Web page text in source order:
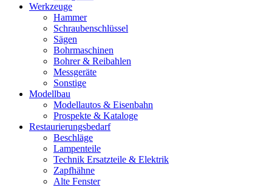
Werkzeuge
Hammer
Schraubenschlüssel
Sägen
Bohrmaschinen
Bohrer & Reibahlen
Messgeräte
Sonstige
Modellbau
Modellautos & Eisenbahn
Prospekte & Kataloge
Restaurierungsbedarf
Beschläge
Lampenteile
Technik Ersatzteile & Elektrik
Zapfhähne
Alte Fenster